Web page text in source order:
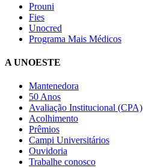
Prouni
Fies
Unocred
Programa Mais Médicos
A UNOESTE
Mantenedora
50 Anos
Avaliação Institucional (CPA)
Acolhimento
Prêmios
Campi Universitários
Ouvidoria
Trabalhe conosco